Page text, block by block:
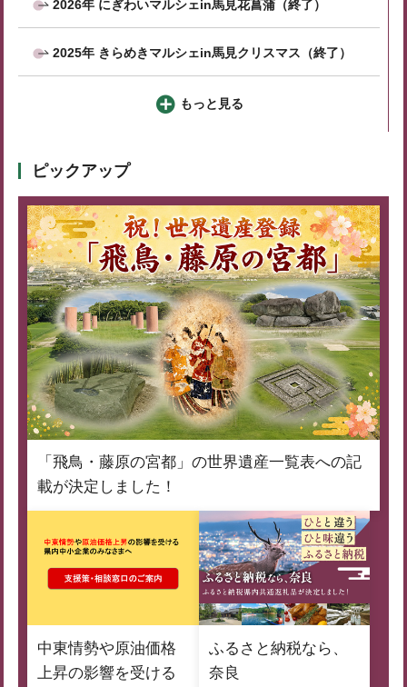
2026年 にぎわいマルシェin馬見花菖蒲（終了）
2025年 きらめきマルシェin馬見クリスマス（終了）
もっと見る
ピックアップ
「飛鳥・藤原の宮都」の世界遺産一覧表への記
載が決定しました！
中東情勢や原油価格
上昇の影響を受ける
ふるさと納税なら、
奈良